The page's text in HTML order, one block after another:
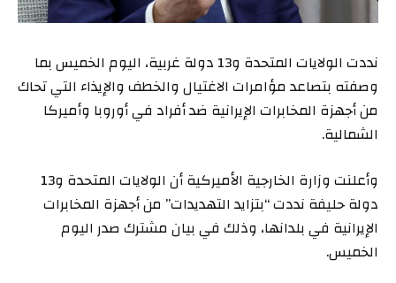
نددت الولايات المتحدة و13 دولة غربية، اليوم الخميس بما
وصفته بتصاعد مؤامرات الاغتيال والخطف والإيذاء التي تحاك
من أجهزة المخابرات الإيرانية ضد أفراد في أوروبا وأميركا
الشمالية.
وأعلنت وزارة الخارجية الأميركية أن الولايات المتحدة و13
دولة حليفة نددت “بتزايد التهديدات” من أجهزة المخابرات
الإيرانية في بلدانها، وذلك في بيان مشترك صدر اليوم
الخميس.